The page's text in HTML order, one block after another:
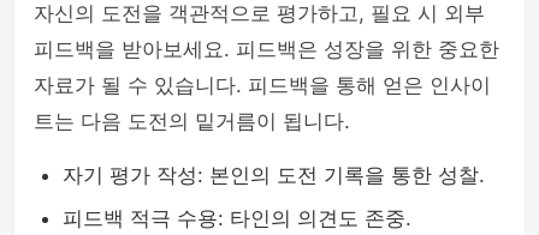
자신의 도전을 객관적으로 평가하고, 필요 시 외부
피드백을 받아보세요. 피드백은 성장을 위한 중요한
자료가 될 수 있습니다. 피드백을 통해 얻은 인사이
트는 다음 도전의 밑거름이 됩니다.
자기 평가 작성: 본인의 도전 기록을 통한 성찰.
피드백 적극 수용: 타인의 의견도 존중.